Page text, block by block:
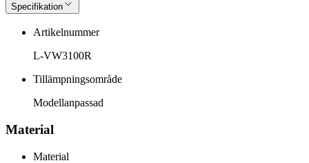
Specifikation
Artikelnummer
L-VW3100R
Tillämpningsområde
Modellanpassad
Material
Material